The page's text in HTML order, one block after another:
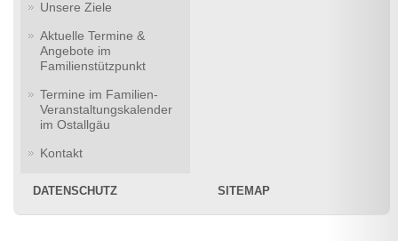
Unsere Ziele
Aktuelle Termine &
Angebote im
Familienstützpunkt
Termine im Familien-
Veranstaltungskalender
im Ostallgäu
Kontakt
DATENSCHUTZ SITEMAP